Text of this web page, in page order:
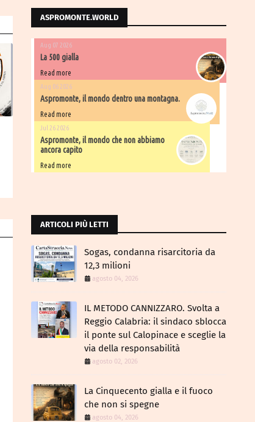
ASPROMONTE.WORLD
Aug 07 2026
La 500 gialla
Read more
Aug 06 2026
Aspromonte, il mondo dentro una montagna.
Read more
Jul 26 2026
Aspromonte, il mondo che non abbiamo
ancora capito
Read more
ARTICOLI PIÙ LETTI
Sogas, condanna risarcitoria da
12,3 milioni
agosto 04, 2026
IL METODO CANNIZZARO​. Svolta a
Reggio Calabria: il sindaco sblocca
il ponte sul Calopinace e sceglie la
via della responsabilità
agosto 02, 2026
La Cinquecento gialla e il fuoco
che non si spegne
agosto 04, 2026